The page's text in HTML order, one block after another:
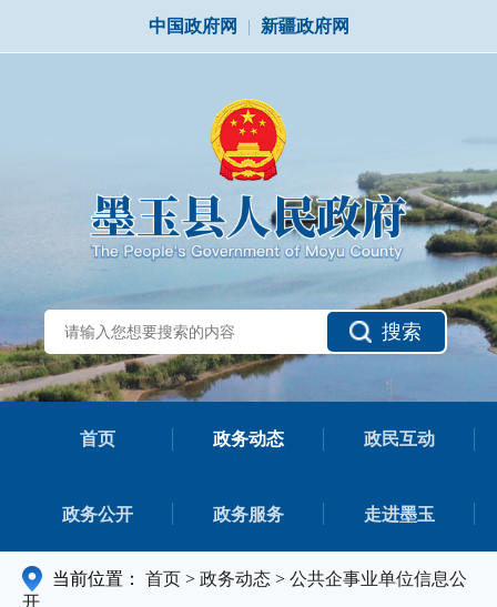
中国政府网 | 新疆政府网
搜索
首页 政务动态 政民互动
政务公开 政务服务 走进墨玉
当前位置： 首页 > 政务动态 > 公共企事业单位信息公
开